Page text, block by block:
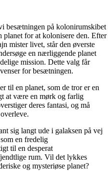
besætningen på kolonirumskibet
planet for at kolonisere den. Efter
mister livet, står den øverste
en nærliggende planet
mission. Dette valg får
for besætningen.
til en planet, som de tror er en
at være en mørk og farlig
deres fantasi, og må
sig langt ude i galaksen på vej
en fredelig
til en desperat
rum. Vil det lykkes
og mysteriøse planet?